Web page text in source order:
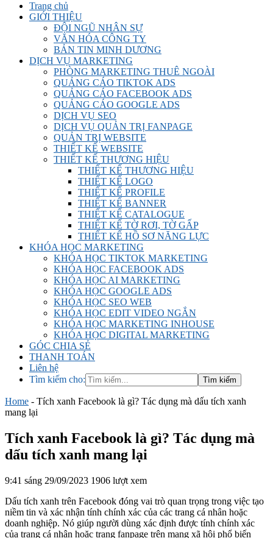
Trang chủ
GIỚI THIỆU
ĐỘI NGŨ NHÂN SỰ
VĂN HÓA CÔNG TY
BẢN TIN MINH DƯƠNG
DỊCH VỤ MARKETING
PHÒNG MARKETING THUÊ NGOÀI
QUẢNG CÁO TIKTOK ADS
QUẢNG CÁO FACEBOOK ADS
QUẢNG CÁO GOOGLE ADS
DỊCH VỤ SEO
DỊCH VỤ QUẢN TRỊ FANPAGE
QUẢN TRỊ WEBSITE
THIẾT KẾ WEBSITE
THIẾT KẾ THƯƠNG HIỆU
THIẾT KẾ THƯƠNG HIỆU
THIẾT KẾ LOGO
THIẾT KẾ PROFILE
THIẾT KẾ BANNER
THIẾT KẾ CATALOGUE
THIẾT KẾ TỜ RƠI, TỜ GẤP
THIẾT KẾ HỒ SƠ NĂNG LỰC
KHÓA HỌC MARKETING
KHÓA HỌC TIKTOK MARKETING
KHÓA HỌC FACEBOOK ADS
KHÓA HỌC AI MARKETING
KHÓA HỌC GOOGLE ADS
KHÓA HỌC SEO WEB
KHÓA HỌC EDIT VIDEO NGẮN
KHÓA HỌC MARKETING INHOUSE
KHÓA HỌC DIGITAL MARKETING
GÓC CHIA SẺ
THANH TOÁN
Liên hệ
Tìm kiếm cho:
Home - Tích xanh Facebook là gì? Tác dụng mà dấu tích xanh
mang lại
Tích xanh Facebook là gì? Tác dụng mà
dấu tích xanh mang lại
9:41 sáng 29/09/2023 1906 lượt xem
Dấu tích xanh trên Facebook đóng vai trò quan trọng trong việc tạo
niềm tin và xác nhận tính chính xác của các trang cá nhân hoặc
doanh nghiệp. Nó giúp người dùng xác định được tính chính xác
của trang cá nhân hoặc trang fanpage trên mạng xã hội phổ biến